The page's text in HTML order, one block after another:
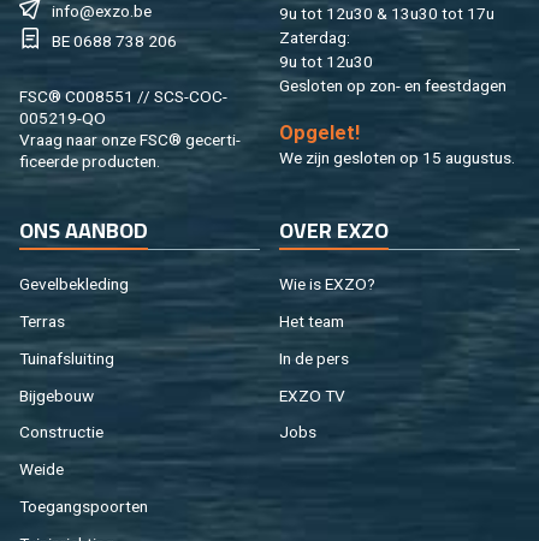
info@​exzo.​be
BE 0688 738 206
FSC® C008551 // SCS-COC-
005219-QO
Vraag naar onze FSC® ge­cer­ti­
fi­ceer­de pro­duc­ten.
9u tot 12u30 & 13u30 tot 17u
Za­ter­dag:
9u tot 12u30
Ge­slo­ten op zon- en feest­da­gen
Op­ge­let!
We zijn ge­slo­ten op 15 au­gus­tus.
ONS AAN­BOD
Ge­vel­be­kle­ding
Ter­ras
Tuin­af­slui­ting
Bij­ge­bouw
Con­struc­tie
Weide
Toe­gangs­poor­ten
OVER EXZO
Wie is EXZO?
Het team
In de pers
EXZO TV
Jobs